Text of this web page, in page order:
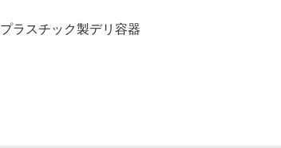
プラスチック製デリ容器